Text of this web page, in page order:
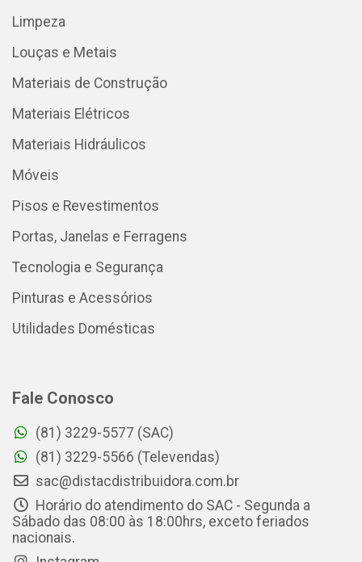
Limpeza
Louças e Metais
Materiais de Construção
Materiais Elétricos
Materiais Hidráulicos
Móveis
Pisos e Revestimentos
Portas, Janelas e Ferragens
Tecnologia e Segurança
Pinturas e Acessórios
Utilidades Domésticas
Fale Conosco
(81) 3229-5577 (SAC)
(81) 3229-5566 (Televendas)
sac@distacdistribuidora.com.br
Horário do atendimento do SAC - Segunda a
Sábado das 08:00 às 18:00hrs, exceto feriados
nacionais.